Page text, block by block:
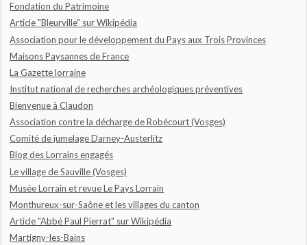
Fondation du Patrimoine
Article "Bleurville" sur Wikipédia
Association pour le développement du Pays aux Trois Provinces
Maisons Paysannes de France
La Gazette lorraine
Institut national de recherches archéologiques préventives
Bienvenue à Claudon
Association contre la décharge de Robécourt (Vosges)
Comité de jumelage Darney-Austerlitz
Blog des Lorrains engagés
Le village de Sauville (Vosges)
Musée Lorrain et revue Le Pays Lorrain
Monthureux-sur-Saône et les villages du canton
Article "Abbé Paul Pierrat" sur Wikipédia
Martigny-les-Bains